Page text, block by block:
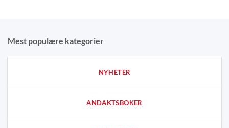
Mest populære kategorier
NYHETER
ANDAKTSBOKER